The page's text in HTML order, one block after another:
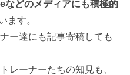
どのメディアにも積極的
ます。
ー達にも記事寄稿しても
レーナーたちの知見も、